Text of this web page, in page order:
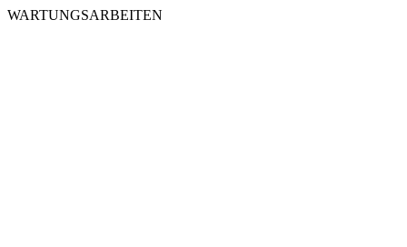
WARTUNGSARBEITEN